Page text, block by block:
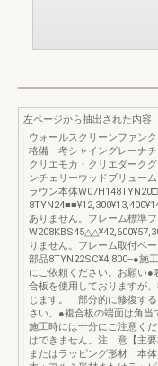
左ページから抽出された内容
ウォールスクリーンファン
格備 考シャイングレーナチ
クリエモカ・クリエダーク
ンチェリーウッドブリュー
ラウン本体
ありません。フレーム標準
りません。フレーム取付ベ
部品8TYN22SC¥4,800--●施
にご依頼ください。お願い●
合板を使用しておりますが
じます。 部分的に修復す
さい。●複合板の端面は角
施工時には十分にご注意く
はできません。注 意【主要
またはラッピング形材 本